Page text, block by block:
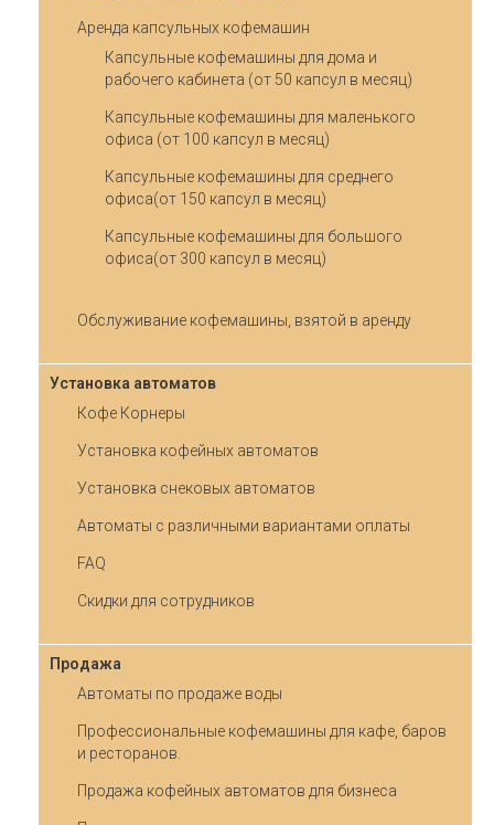
Аренда капсульных кофемашин
Капсульные кофемашины для дома и
рабочего кабинета (от 50 капсул в месяц)
Капсульные кофемашины для маленького
офиса (от 100 капсул в месяц)
Капсульные кофемашины для среднего
офиса(от 150 капсул в месяц)
Капсульные кофемашины для большого
офиса(от 300 капсул в месяц)
Обслуживание кофемашины, взятой в аренду
Установка автоматов
Кофе Корнеры
Установка кофейных автоматов
Установка снековых автоматов
Автоматы с различными вариантами оплаты
FAQ
Скидки для сотрудников
Продажа
Автоматы по продаже воды
Профессиональные кофемашины для кафе, баров
и ресторанов.
Продажа кофейных автоматов для бизнеса